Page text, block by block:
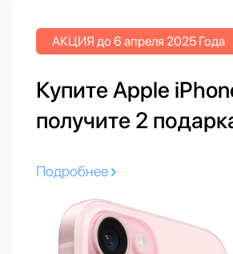
АКЦИЯ до 6 апреля 2025 Года
Купите Apple
получите 2
Подробнее